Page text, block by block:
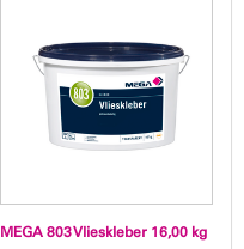
MEGA 803 Vlieskleber 16,00 kg